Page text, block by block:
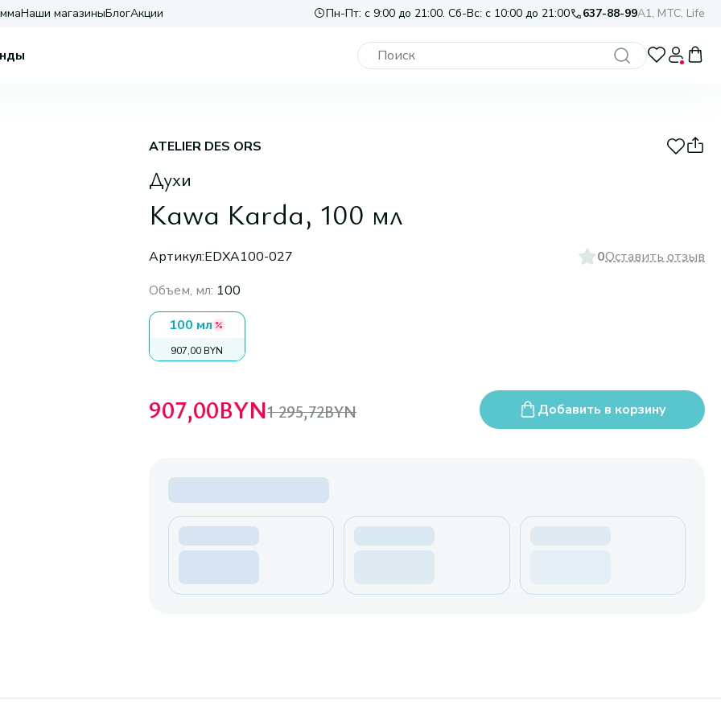
Наши магазиныБлогАкции Пн-Пт: с 9:00 до 21:00. Сб-Вс: с 10:00 до 21:00 637-88-99A1, МТС, Life
ATELIER DES ORS
Духи
Kawa Karda, 100 мл
Артикул:EDXA100-027 0Оставить отзыв
Объем, мл: 100
100 мл
907,00 BYN
907,00BYN1 295,72BYN Добавить в корзину